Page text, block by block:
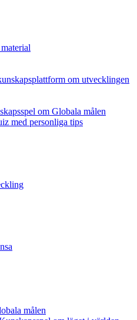
om utvecklingen
om Globala målen
med personliga tips
målen